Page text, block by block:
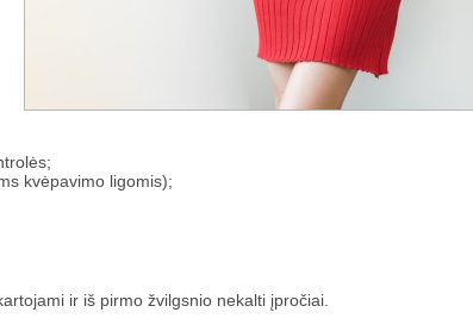
kvėpavimo ligomis);
ir iš pirmo žvilgsnio nekalti įpročiai.